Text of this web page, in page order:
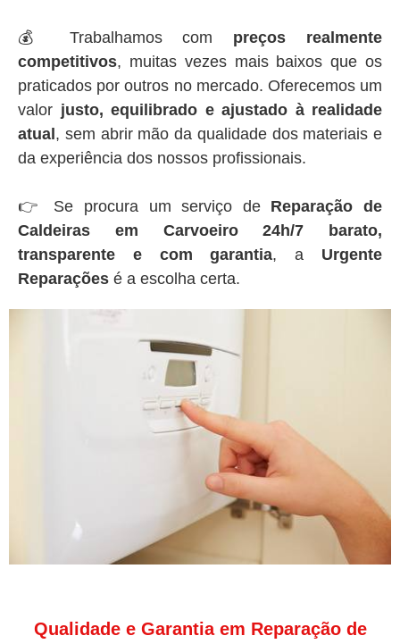
💰 Trabalhamos com preços realmente
competitivos, muitas vezes mais baixos que os
praticados por outros no mercado. Oferecemos um
valor justo, equilibrado e ajustado à realidade
atual , sem abrir mão da qualidade dos materiais e
da experiência dos nossos profissionais.
👉 Se procura um serviço de Reparação de
Caldeiras em Carvoeiro 24h/7 barato,
transparente e com garantia, a Urgente
Reparações é a escolha certa.
Qualidade e Garantia em Reparação de